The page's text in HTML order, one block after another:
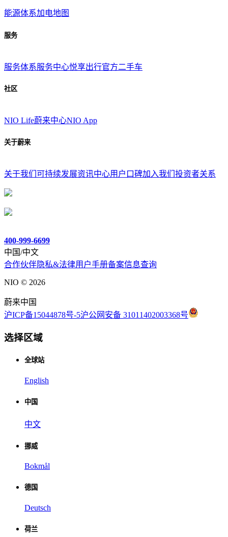
能源体系加电地图
服务
服务体系服务中心悦享出行官方二手车
社区
NIO Life蔚来中心NIO App
关于蔚来
关于我们 可持续发展资讯中心用户口碑加入我们 投资者关系
400-999-6699
中国/中文
合作伙伴隐私&法律用户手册备案信息查询
NIO © 2026
蔚来中国
沪ICP备15044878号-5沪公网安备 31011402003368号
选择区域
全球站
English
中国
中文
挪威
Bokmål
德国
Deutsch
荷兰